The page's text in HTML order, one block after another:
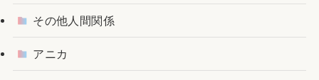
その他人間関係
アニカ